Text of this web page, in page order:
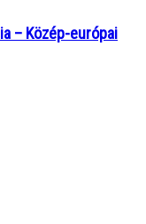
– Közép-európai